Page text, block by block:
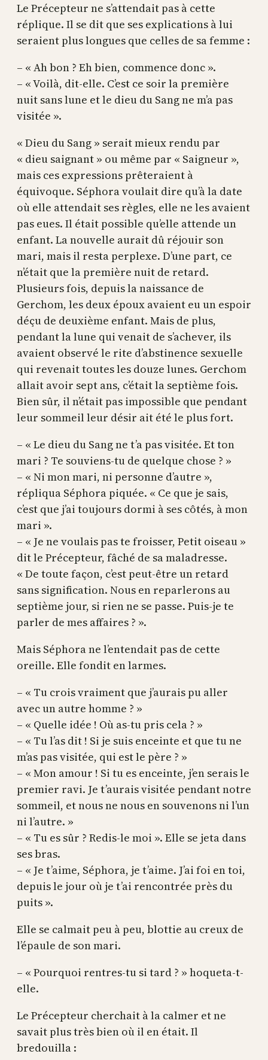
Le Précepteur ne s’attendait pas à cette
réplique. Il se dit que ses explications à lui
seraient plus longues que celles de sa femme :
– « Ah bon ? Eh bien, commence donc ».
– « Voilà, dit-elle. C’est ce soir la première
nuit sans lune et le dieu du Sang ne m’a pas
visitée ».
« Dieu du Sang » serait mieux rendu par
« dieu saignant » ou même par « Saigneur »,
mais ces expressions prêteraient à
équivoque. Séphora voulait dire qu’à la date
où elle attendait ses règles, elle ne les avaient
pas eues. Il était possible qu’elle attende un
enfant. La nouvelle aurait dû réjouir son
mari, mais il resta perplexe. D’une part, ce
n’était que la première nuit de retard.
Plusieurs fois, depuis la naissance de
Gerchom, les deux époux avaient eu un espoir
déçu de deuxième enfant. Mais de plus,
pendant la lune qui venait de s’achever, ils
avaient observé le rite d’abstinence sexuelle
qui revenait toutes les douze lunes. Gerchom
allait avoir sept ans, c’était la septième fois.
Bien sûr, il n’était pas impossible que pendant
leur sommeil leur désir ait été le plus fort.
– « Le dieu du Sang ne t’a pas visitée. Et ton
mari ? Te souviens-tu de quelque chose ? »
– « Ni mon mari, ni personne d’autre »,
répliqua Séphora piquée. « Ce que je sais,
c’est que j’ai toujours dormi à ses côtés, à mon
mari ».
– « Je ne voulais pas te froisser, Petit oiseau »
dit le Précepteur, fâché de sa maladresse.
« De toute façon, c’est peut-être un retard
sans signification. Nous en reparlerons au
septième jour, si rien ne se passe. Puis-je te
parler de mes affaires ? ».
Mais Séphora ne l’entendait pas de cette
oreille. Elle fondit en larmes.
– « Tu crois vraiment que j’aurais pu aller
avec un autre homme ? »
– « Quelle idée ! Où as-tu pris cela ? »
– « Tu l’as dit ! Si je suis enceinte et que tu ne
m’as pas visitée, qui est le père ? »
– « Mon amour ! Si tu es enceinte, j’en serais le
premier ravi. Je t’aurais visitée pendant notre
sommeil, et nous ne nous en souvenons ni l’un
ni l’autre. »
– « Tu es sûr ? Redis-le moi ». Elle se jeta dans
ses bras.
– « Je t’aime, Séphora, je t’aime. J’ai foi en toi,
depuis le jour où je t’ai rencontrée près du
puits ».
Elle se calmait peu à peu, blottie au creux de
l’épaule de son mari.
– « Pourquoi rentres-tu si tard ? » hoqueta-t-
elle.
Le Précepteur cherchait à la calmer et ne
savait plus très bien où il en était. Il
bredouilla :